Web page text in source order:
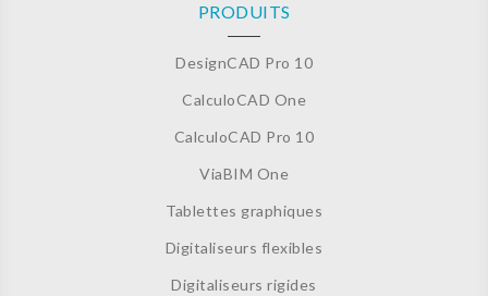
PRODUITS
DesignCAD Pro 10
CalculoCAD One
CalculoCAD Pro 10
ViaBIM One
Tablettes graphiques
Digitaliseurs flexibles
Digitaliseurs rigides